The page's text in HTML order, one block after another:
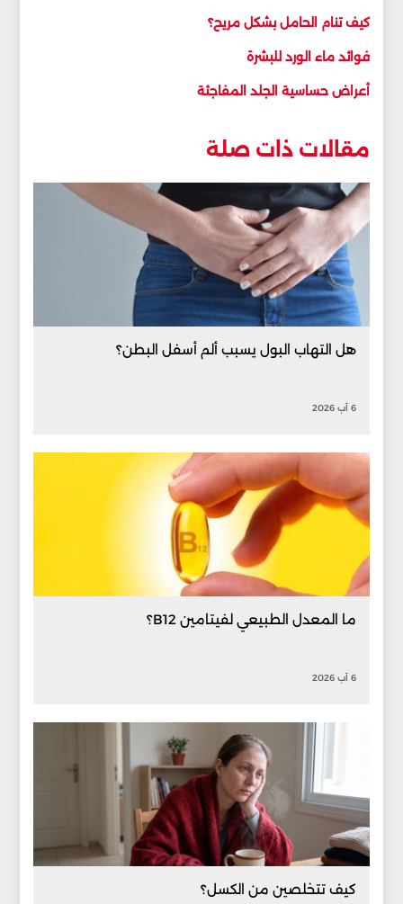
كيف تنام الحامل بشكل مريح؟
فوائد ماء الورد للبشرة
أعراض حساسية الجلد المفاجئة
مقالات ذات صلة
هل التهاب البول يسبب ألم أسفل البطن؟
6 آب 2026
ما المعدل الطبيعي لفيتامين B12؟
6 آب 2026
كيف تتخلصين من الكسل؟